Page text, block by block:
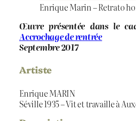
Enrique Marin – Retrato
Œuvre présentée dans le
Accrochage de rentrée
Septembre 2017
Artiste
Enrique MARIN
Séville 1935 – Vit et travaille à